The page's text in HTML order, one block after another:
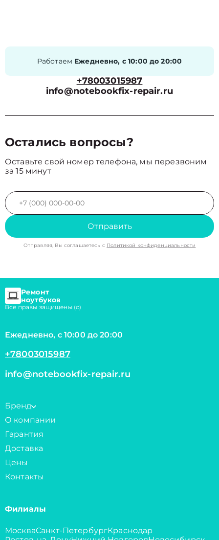
Работаем Ежедневно, с 10:00 до 20:00
+78003015987
info@notebookfix-repair.ru
Остались вопросы?
Оставьте свой номер телефона, мы перезвоним
за 15 минут
Отправить
Отправляя, Вы соглашаетесь с Политикой конфиденциальности
Ремонт
ноутбуков
Все правы защищены (с)
Ежедневно, с 10:00 до 20:00
+78003015987
info@notebookfix-repair.ru
Бренд
О компании
Гарантия
Доставка
Цены
Контакты
Филиалы
МоскваСанкт-ПетербургКраснодар